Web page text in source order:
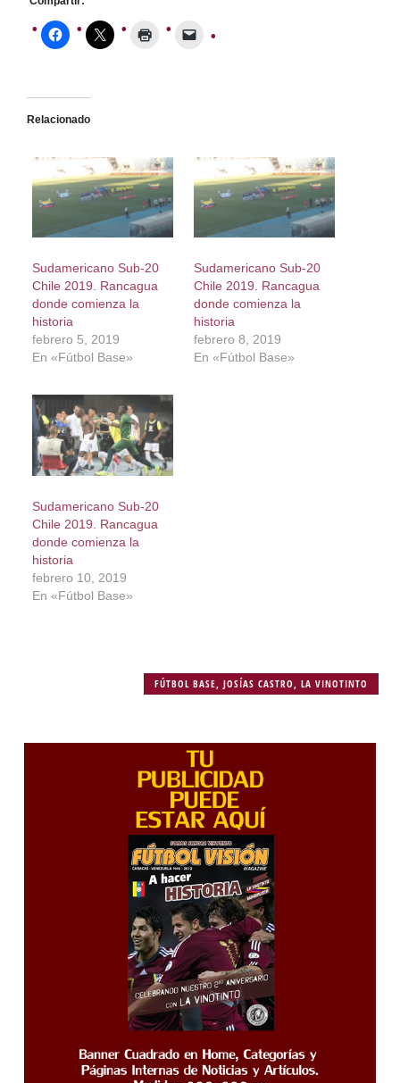
Relacionado
Sudamericano Sub-20
Chile 2019. Rancagua
donde comienza la
historia
febrero 5, 2019
En «Fútbol Base»
Sudamericano Sub-20
Chile 2019. Rancagua
donde comienza la
historia
febrero 8, 2019
En «Fútbol Base»
Sudamericano Sub-20
Chile 2019. Rancagua
donde comienza la
historia
febrero 10, 2019
En «Fútbol Base»
FÚTBOL BASE ,JOSÍAS CASTRO ,LA VINOTINTO